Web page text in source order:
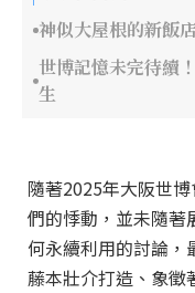
神似大屋根的新飯
世博記憶未完待續
生
隨著2025年大阪世
們的悸動，並未隨著
何永續利用的討論
藤本壯介打造、象徵